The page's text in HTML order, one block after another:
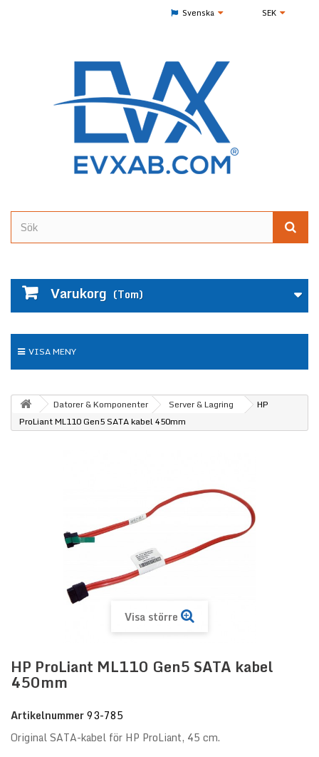
SEK
Svenska
Varukorg (Tom)
VISA MENY
Datorer & Komponenter Server & Lagring
HP
ProLiant ML110 Gen5 SATA kabel 450mm
Visa större
HP ProLiant ML110 Gen5 SATA kabel
450mm
Artikelnummer93-785
Original SATA-kabel för HP ProLiant, 45 cm.